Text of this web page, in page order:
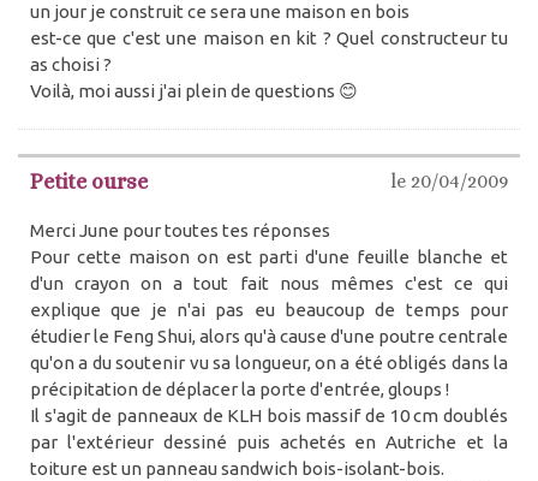
un jour je construit ce sera une maison en bois
est-ce que c'est une maison en kit ? Quel constructeur tu
as choisi ?
Voilà, moi aussi j'ai plein de questions 😊
Petite ourse le 20/04/2009
Merci June pour toutes tes réponses
Pour cette maison on est parti d'une feuille blanche et
d'un crayon on a tout fait nous mêmes c'est ce qui
explique que je n'ai pas eu beaucoup de temps pour
étudier le Feng Shui, alors qu'à cause d'une poutre centrale
qu'on a du soutenir vu sa longueur, on a été obligés dans la
précipitation de déplacer la porte d'entrée, gloups !
Il s'agit de panneaux de KLH bois massif de 10 cm doublés
par l'extérieur dessiné puis achetés en Autriche et la
toiture est un panneau sandwich bois-isolant-bois.